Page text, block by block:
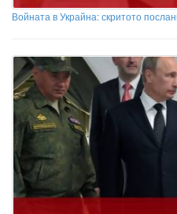
Войната в Украйна: скритото